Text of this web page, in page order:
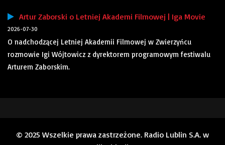
Artur Zaborski o Letniej Akademi Filmowej | Iga Movie
2026-07-30
O nadchodzącej Letniej Akademii Filmowej w Zwierzyńcu
rozmowie Igi Wójtowicz z dyrektorem programowym festiwalu
Arturem Zaborskim.
© 2025 Wszelkie prawa zastrzeżone. Radio Lublin S.A. w